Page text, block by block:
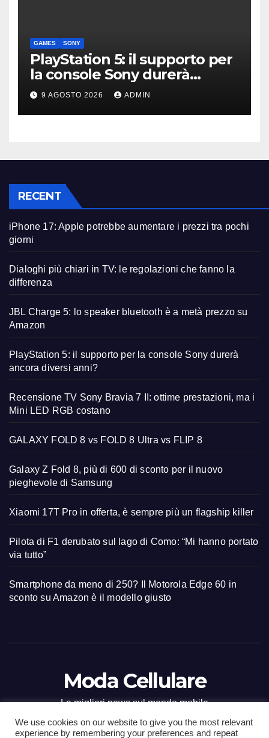
GAMES SONY
PlayStation 5: il supporto per
la console Sony durerà
ancora diversi anni?
9 AGOSTO 2026 ADMIN
RECENT
iPhone 17: Apple potrebbe aumentare i prezzi tra pochi
giorni
Dialoghi più chiari in TV: le regolazioni che fanno la
differenza
JBL Charge 5: lo speaker bluetooth è a metà prezzo su
Amazon
PlayStation 5: il supporto per la console Sony durerà
ancora diversi anni?
Recensione TV Sony Bravia 7 II: ottime prestazioni, ma i
Mini LED RGB costano
GALAXY FOLD 8 vs FOLD 8 Ultra vs FLIP 8
Galaxy Z Fold 8, più di 600 di sconto per il nuovo
pieghevole di Samsung
Xiaomi 17T Pro in offerta, è sempre più un flagship killer
Pilota di F1 derubato sul lago di Como: “Mi hanno portato
via tutto”
Smartphone da meno di 250? Il Motorola Edge 60 in
sconto su Amazon è il modello giusto
Moda Cellulare
Le migliori news sul mondo mobile
We use cookies on our website to give you the most relevant
experience by remembering your preferences and repeat